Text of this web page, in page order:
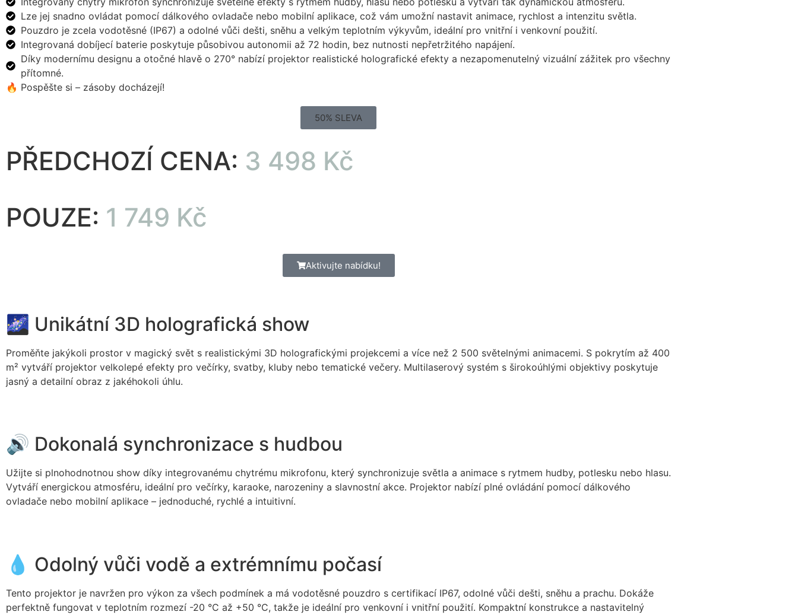
Lze jej snadno ovládat pomocí dálkového ovladače nebo mobilní aplikace, což vám umožní nastavit animace, rychlost a intenzitu světla.
Pouzdro je zcela vodotěsné (IP67) a odolné vůči dešti, sněhu a velkým teplotním výkyvům, ideální pro vnitřní i venkovní použití.
Integrovaná dobíjecí baterie poskytuje působivou autonomii až 72 hodin, bez nutnosti nepřetržitého napájení.
Díky modernímu designu a otočné hlavě o 270° nabízí projektor realistické holografické efekty a nezapomenutelný vizuální zážitek pro všechny
přítomné.
🔥 Pospěšte si – zásoby docházejí!
50% SLEVA
PŘEDCHOZÍ CENA: 3 498 Kč
POUZE: 1 749 Kč
Aktivujte nabídku!
🌌 Unikátní 3D holografická show
Proměňte jakýkoli prostor v magický svět s realistickými 3D holografickými projekcemi a více než 2 500 světelnými animacemi. S pokrytím až 400
m² vytváří projektor velkolepé efekty pro večírky, svatby, kluby nebo tematické večery. Multilaserový systém s širokoúhlými objektivy poskytuje
jasný a detailní obraz z jakéhokoli úhlu.
🔊 Dokonalá synchronizace s hudbou
Užijte si plnohodnotnou show díky integrovanému chytrému mikrofonu, který synchronizuje světla a animace s rytmem hudby, potlesku nebo hlasu.
Vytváří energickou atmosféru, ideální pro večírky, karaoke, narozeniny a slavnostní akce. Projektor nabízí plné ovládání pomocí dálkového
ovladače nebo mobilní aplikace – jednoduché, rychlé a intuitivní.
💧 Odolný vůči vodě a extrémnímu počasí
Tento projektor je navržen pro výkon za všech podmínek a má vodotěsné pouzdro s certifikací IP67, odolné vůči dešti, sněhu a prachu. Dokáže
perfektně fungovat v teplotním rozmezí -20 °C až +50 °C, takže je ideální pro venkovní i vnitřní použití. Kompaktní konstrukce a nastavitelný